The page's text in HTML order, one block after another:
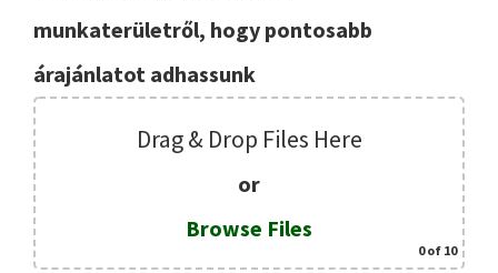
munkaterületről, hogy pontosabb
árajánlatot adhassunk
Drag & Drop Files Here
or
Browse Files
0of 10